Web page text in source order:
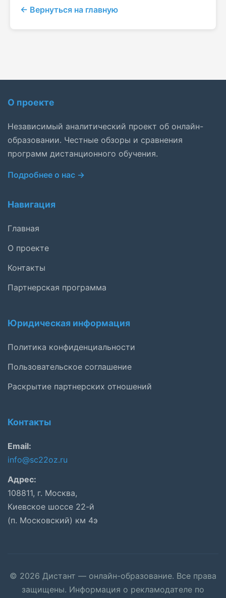
← Вернуться на главную
О проекте
Независимый аналитический проект об онлайн-
образовании. Честные обзоры и сравнения
программ дистанционного обучения.
Подробнее о нас →
Навигация
Главная
О проекте
Контакты
Партнерская программа
Юридическая информация
Политика конфиденциальности
Пользовательское соглашение
Раскрытие партнерских отношений
Контакты
Email:
info@sc22oz.ru
Адрес:
108811, г. Москва,
Киевское шоссе 22-й
(п. Московский) км 4э
© 2026 Дистант — онлайн-образование. Все права
защищены. Информация о рекламодателе по